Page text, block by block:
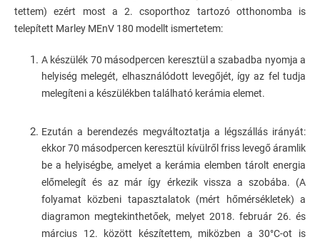
tettem) ezért most a 2. csoporthoz tartozó otthonomba is
telepített Marley MEnV 180 modellt ismertetem:
A készülék 70 másodpercen keresztül a szabadba nyomja a
helyiség melegét, elhasználódott levegőjét, így az fel tudja
melegíteni a készülékben található kerámia elemet.
Ezután a berendezés megváltoztatja a légszállás irányát:
ekkor 70 másodpercen keresztül kívülről friss levegő áramlik
be a helyiségbe, amelyet a kerámia elemben tárolt energia
előmelegít és az már így érkezik vissza a szobába. (A
folyamat közbeni tapasztalatok (mért hőmérsékletek) a
diagramon megtekinthetőek, melyet 2018. február 26. és
március 12. között készítettem, miközben a 30°C-ot is